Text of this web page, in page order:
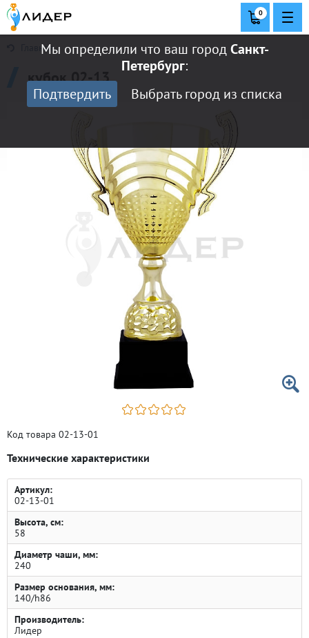
Мы определили что ваш городСанкт-
Петербург:
Подтвердить
Выбрать город из списка
0
Главная
кубок 02-13
Код товара 02-13-01
Технические характеристики
Артикул:
02-13-01
Высота, см:
58
Диаметр чаши, мм:
240
Размер основания, мм:
140/h86
Производитель:
Лидер